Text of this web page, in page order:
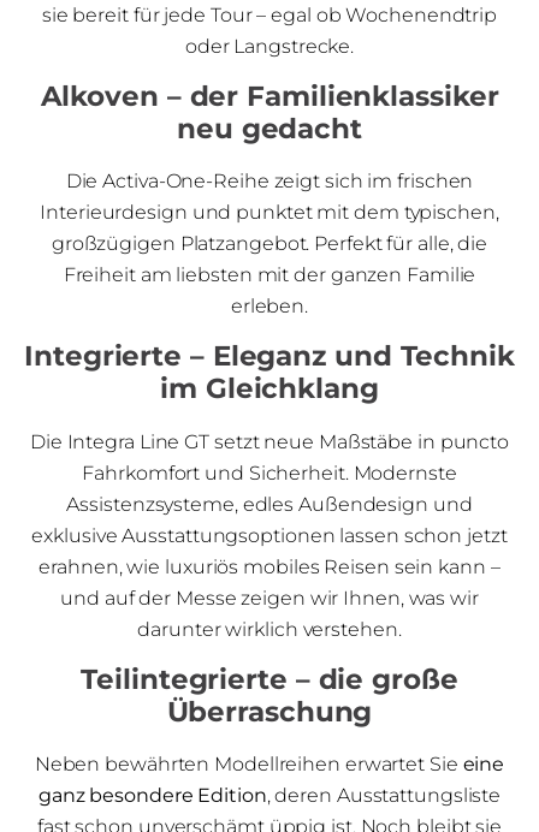
sie bereit für jede Tour – egal ob Wochenendtrip
oder Langstrecke.
Alkoven – der Familienklassiker
neu gedacht
Die Activa-One-Reihe zeigt sich im frischen
Interieurdesign und punktet mit dem typischen,
großzügigen Platzangebot. Perfekt für alle, die
Freiheit am liebsten mit der ganzen Familie
erleben.
Integrierte – Eleganz und Technik
im Gleichklang
Die Integra Line GT setzt neue Maßstäbe in puncto
Fahrkomfort und Sicherheit. Modernste
Assistenzsysteme, edles Außendesign und
exklusive Ausstattungsoptionen lassen schon jetzt
erahnen, wie luxuriös mobiles Reisen sein kann –
und auf der Messe zeigen wir Ihnen, was wir
darunter wirklich verstehen.
Teilintegrierte – die große
Überraschung
Neben bewährten Modellreihen erwartet Sie eine
ganz besondere Edition, deren Ausstattungsliste
fast schon unverschämt üppig ist. Noch bleibt sie